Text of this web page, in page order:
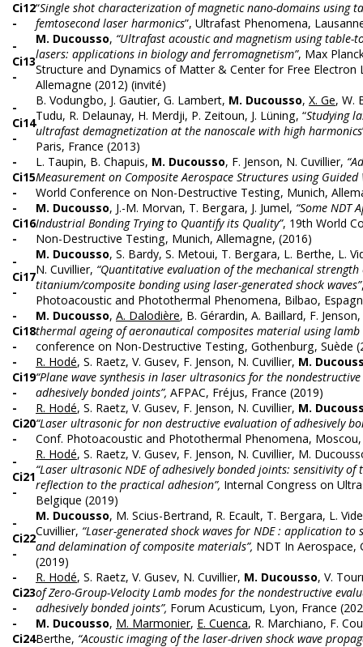
Ci12
-
“Single shot characterization of magnetic nano-domains using
femtosecond laser harmonics”, Ultrafast Phenomena,
-
Ci13
-
M. Ducousso, “Ultrafast acoustic and magnetism using table-
lasers: applications in biology and ferromagnetism”, Max
Structure and Dynamics of Matter & Center for Free Electron
Allemagne (2012) (invité)
-
Ci14
-
B. Vodungbo, J. Gautier, G. Lambert, M. Ducousso, X. Ge, W.
Tudu, R. Delaunay, H. Merdji, P. Zeitoun, J. Lüning, “Studying
ultrafast demagnetization at the nanoscale with high harmonics
Paris, France (2013)
-
Ci15
-
L. Taupin, B. Chapuis, M. Ducousso, F. Jenson, N. Cuvillier,
Measurement on Composite Aerospace Structures using Guided
World Conference on Non-Destructive Testing, Munich,
-
Ci16
-
M. Ducousso, J.-M. Morvan, T. Bergara, J. Jumel, “Some NDT
Industrial Bonding Trying to Quantify its Quality”, 19th World
Non-Destructive Testing, Munich, Allemagne, (2016)
-
Ci17
-
M. Ducousso, S. Bardy, S. Metoui, T. Bergara, L. Berthe, L.
N. Cuvillier, “Quantitative evaluation of the mechanical strength
titanium/composite bonding using laser-generated shock waves”
Photoacoustic and Photothermal Phenomena, Bilbao,
-
Ci18
-
M. Ducousso, A. Dalodière, B. Gérardin, A. Baillard, F. Jenson,
thermal ageing of aeronautical composites material using lamb
conference on Non-Destructive Testing, Gothenburg, Suède
-
Ci19
-
R. Hodé, S. Raetz, V. Gusev, F. Jenson, N. Cuvillier, M.
“Plane wave synthesis in laser ultrasonics for the
adhesively bonded joints”, AFPAC, Fréjus, France (2019)
-
Ci20
-
R. Hodé, S. Raetz, V. Gusev, F. Jenson, N. Cuvillier, M.
“Laser ultrasonic for non destructive evaluation of adhesively
Conf. Photoacoustic and Photothermal Phenomena, Moscou,
-
Ci21
-
R. Hodé, S. Raetz, V. Gusev, F. Jenson, N. Cuvillier, M.
“Laser ultrasonic NDE of adhesively bonded joints: sensitivity of
reflection to the practical adhesion”, Internal Congress on
Belgique (2019)
-
Ci22
-
M. Ducousso, M. Scius-Bertrand, R. Ecault, T. Bergara, L.
Cuvillier, “Laser-generated shock waves for NDE : application
and delamination of composite materials”, NDT In Aerospace,
(2019)
-
Ci23
-
R. Hodé, S. Raetz, V. Gusev, N. Cuvillier, M. Ducousso, V.
of Zero-Group-Velocity Lamb modes for the nondestructive
adhesively bonded joints”, Forum Acusticum, Lyon, France
-
Ci24
M. Ducousso, M. Marmonier, E. Cuenca, R. Marchiano, F.
Berthe, “Acoustic imaging of the laser-driven shock wave